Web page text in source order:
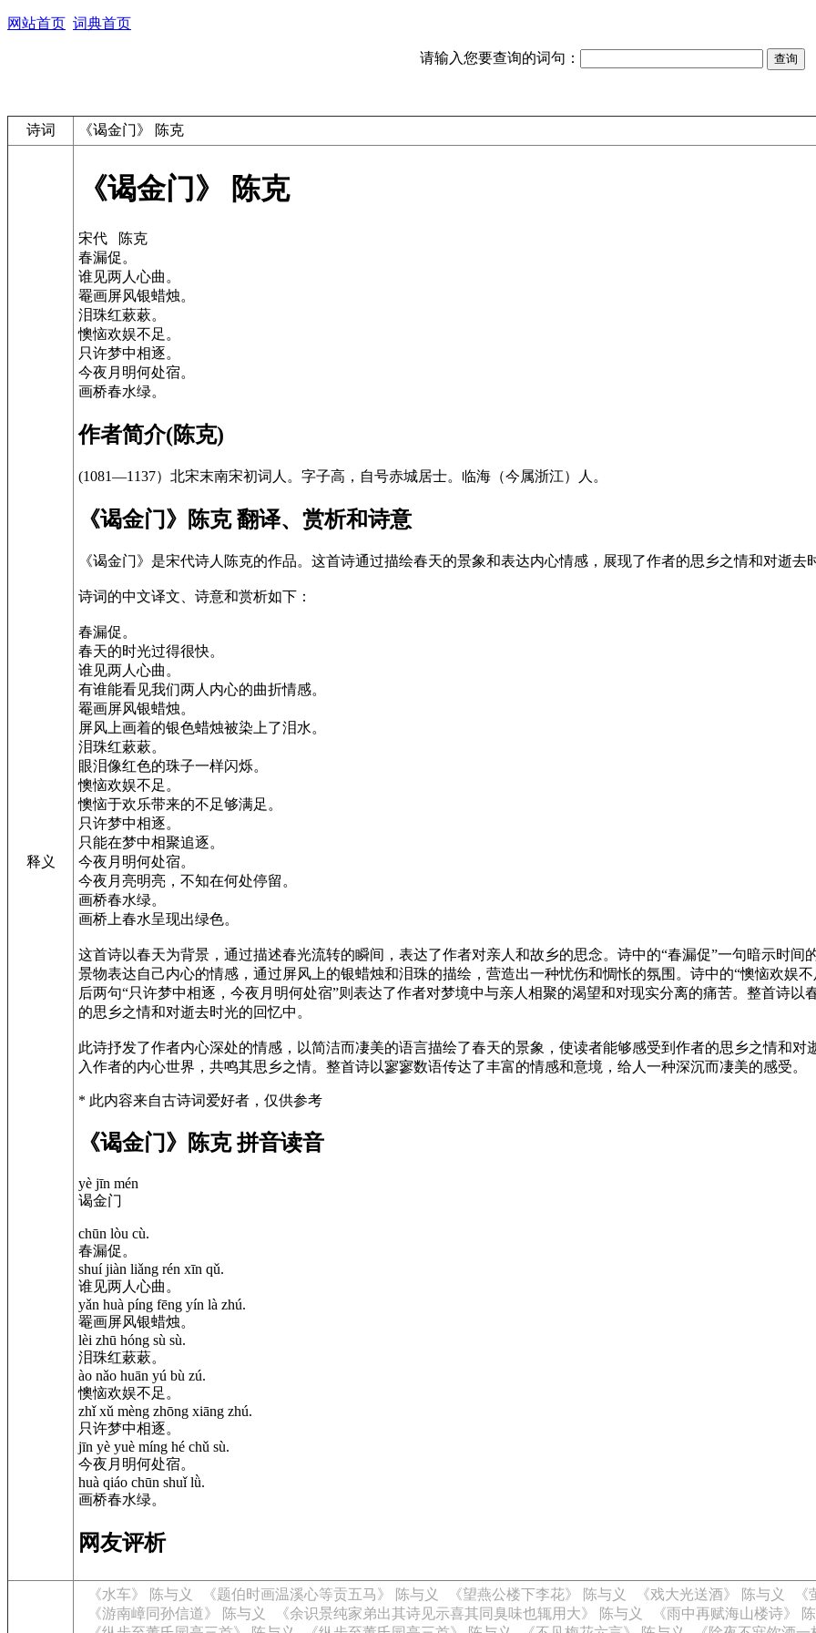
网站首页 词典首页
请输入您要查询的词句：
诗词 《谒金门》 陈克
释义
《谒金门》 陈克
宋代 陈克
春漏促。
谁见两人心曲。
罨画屏风银蜡烛。
泪珠红蔌蔌。
懊恼欢娱不足。
只许梦中相逐。
今夜月明何处宿。
画桥春水绿。
作者简介(陈克)
(1081—1137）北宋末南宋初词人。字子高，自号赤城居士。临海（今属浙江）人。
《谒金门》陈克 翻译、赏析和诗意
《谒金门》是宋代诗人陈克的作品。这首诗通过描绘春天的景象和表达内心情感，展现了作者的思乡之情和对逝去
诗词的中文译文、诗意和赏析如下：
春漏促。
春天的时光过得很快。
谁见两人心曲。
有谁能看见我们两人内心的曲折情感。
罨画屏风银蜡烛。
屏风上画着的银色蜡烛被染上了泪水。
泪珠红蔌蔌。
眼泪像红色的珠子一样闪烁。
懊恼欢娱不足。
懊恼于欢乐带来的不足够满足。
只许梦中相逐。
只能在梦中相聚追逐。
今夜月明何处宿。
今夜月亮明亮，不知在何处停留。
画桥春水绿。
画桥上春水呈现出绿色。
这首诗以春天为背景，通过描述春光流转的瞬间，表达了作者对亲人和故乡的思念。诗中的“春漏促”一句暗示时
景物表达自己内心的情感，通过屏风上的银蜡烛和泪珠的描绘，营造出一种忧伤和惆怅的氛围。诗中的“懊恼欢娱
后两句“只许梦中相逐，今夜月明何处宿”则表达了作者对梦境中与亲人相聚的渴望和对现实分离的痛苦。整首诗
的思乡之情和对逝去时光的回忆中。
此诗抒发了作者内心深处的情感，以简洁而凄美的语言描绘了春天的景象，使读者能够感受到作者的思乡之情和对
入作者的内心世界，共鸣其思乡之情。整首诗以寥寥数语传达了丰富的情感和意境，给人一种深沉而凄美的感受。
* 此内容来自古诗词爱好者，仅供参考
《谒金门》陈克 拼音读音
yè jīn mén
谒金门
chūn lòu cù.
春漏促。
shuí jiàn liǎng rén xīn qǔ.
谁见两人心曲。
yǎn huà píng fēng yín là zhú.
罨画屏风银蜡烛。
lèi zhū hóng sù sù.
泪珠红蔌蔌。
ào nǎo huān yú bù zú.
懊恼欢娱不足。
zhǐ xǔ mèng zhōng xiāng zhú.
只许梦中相逐。
jīn yè yuè míng hé chǔ sù.
今夜月明何处宿。
huà qiáo chūn shuǐ lǜ.
画桥春水绿。
网友评析
《水车》 陈与义 《题伯时画温溪心等贡五马》 陈与义 《望燕公楼下李花》 陈与义 《戏大光送酒》 陈与义
《游南嶂同孙信道》 陈与义
《余识景纯家弟出其诗见示喜其同臭味也辄用大》 陈与义 《雨中再赋海山楼诗》